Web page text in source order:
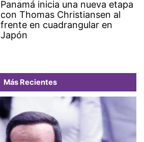
Panamá inicia una nueva etapa
con Thomas Christiansen al
frente en cuadrangular en
Japón
Más Recientes